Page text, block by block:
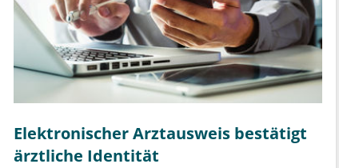
Elektronischer Arztausweis bestätigt
ärztliche Identität